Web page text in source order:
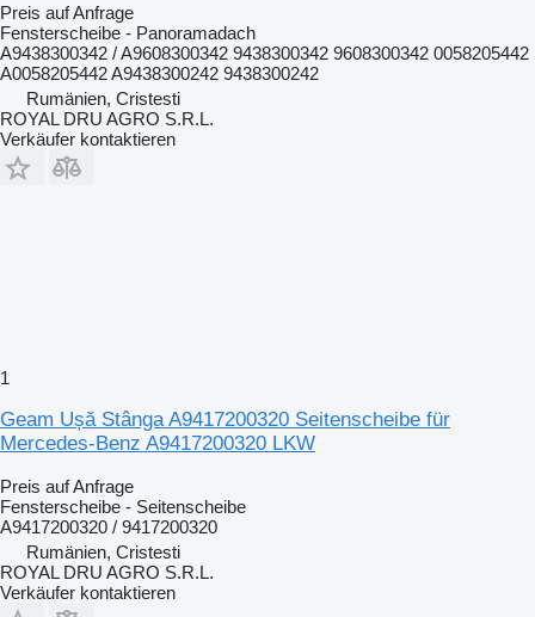
Preis auf Anfrage
Fensterscheibe - Panoramadach
A9438300342 / A9608300342 9438300342 9608300342 0058205442
A0058205442 A9438300242 9438300242
Rumänien, Cristesti
ROYAL DRU AGRO S.R.L.
Verkäufer kontaktieren
1
Geam Ușă Stânga A9417200320 Seitenscheibe für
Mercedes-Benz A9417200320 LKW
Preis auf Anfrage
Fensterscheibe - Seitenscheibe
A9417200320 / 9417200320
Rumänien, Cristesti
ROYAL DRU AGRO S.R.L.
Verkäufer kontaktieren